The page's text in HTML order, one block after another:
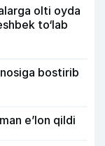
olti oyda
to‘lab
bostirib
e’lon qildi